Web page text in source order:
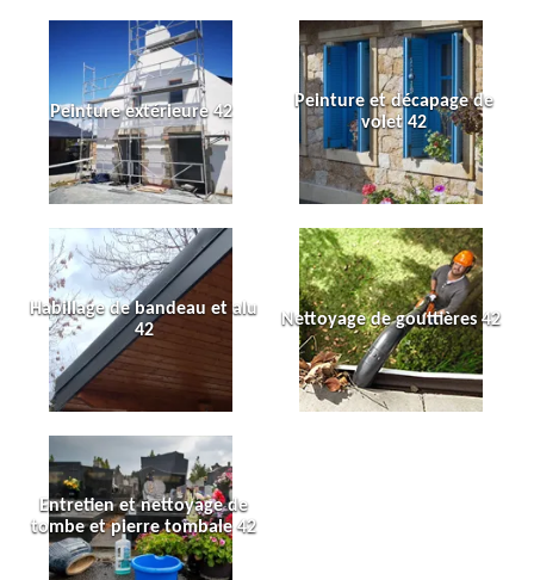
Peinture extérieure 42
Peinture et décapage de
volet 42
Habillage de bandeau et alu
42
Nettoyage de gouttières 42
Entretien et nettoyage de
tombe et pierre tombale 42